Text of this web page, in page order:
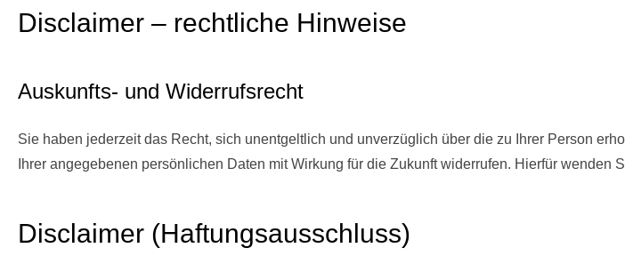
Disclaimer – rechtliche Hinweise
Auskunfts- und Widerrufsrecht
Sie haben jederzeit das Recht, sich unentgeltlich und unverzüglich über die zu Ihrer Person
Ihrer angegebenen persönlichen Daten mit Wirkung für die Zukunftwiderrufen. Hierfür wenden
Disclaimer (Haftungsausschluss)